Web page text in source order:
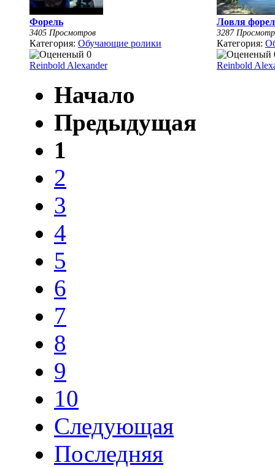
Форель
3405 Просмотров
Категория: Обучающие ролики
Reinbold Alexander
Ловля
3287
Категория:
Reinbold
Начало
Предыдущая
1
2
3
4
5
6
7
8
9
10
Следующая
Последняя